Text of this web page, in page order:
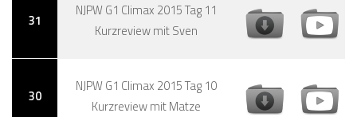
31
NJPW G1 Climax 2015 Tag 11
Kurzreview mit Sven
30
NJPW G1 Climax 2015 Tag 10
Kurzreview mit Matze